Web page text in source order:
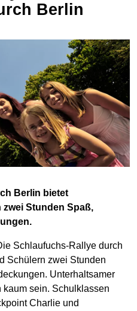
Berlin
Berlin bietet
Stunden Spaß,
Schlaufuchs-Rallye durch
Schülern zwei Stunden
Unterhaltsamer
sein. Schulklassen
Charlie und